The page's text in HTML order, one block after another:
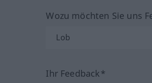
Wozu möchten Sie uns
Ihr Feedback*